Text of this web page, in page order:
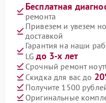
Бесплатная
ремонта
Привезем и увезем
доставкой
Гарантия на наши
LGдо 3-х лет
Срочный ремонт
Скидка для вас до
Получите 1500
Оригинальные